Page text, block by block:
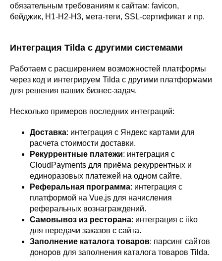
обязательным требованиям к сайтам: favicon,
бейджик, H1-H2-H3, мета-теги, SSL-сертификат и пр.
Интеграция Tilda с другими системами
Работаем с расширением возможностей платформы
через код и интегрируем Tilda с другими платформами
для решения ваших бизнес-задач.
Несколько примеров последних интеграций:
Доставка: интеграция с Яндекс картами для
расчета стоимости доставки.
Рекуррентные платежи: интеграция с
CloudPayments для приёма рекуррентных и
единоразовых платежей на одном сайте.
Реферальная программа: интеграция с
платформой на Vue.js для начисления
реферальных вознаграждений.
Самовывоз из ресторана: интеграция с iiko
для передачи заказов с сайта.
Заполнение каталога товаров: парсинг сайтов
доноров для заполнения каталога товаров Tilda.